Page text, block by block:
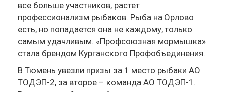
все больше участников, растет
профессионализм рыбаков. Рыба на Орлово
есть, но попадается она не каждому, только
самым удачливым. «Профсоюзная мормышка»
стала брендом Курганского Профобъединения.
В Тюмень увезли призы за 1 место рыбаки АО
ТОДЭП-2, за второе – команда АО ТОДЭП-1.